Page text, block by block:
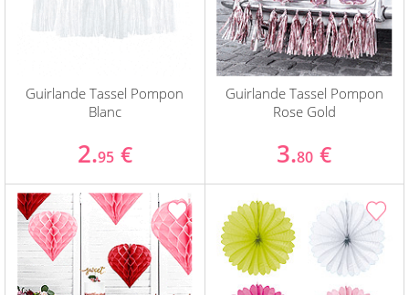
Guirlande Tassel Pompon
Blanc
2.95 €
Guirlande Tassel Pompon
Rose Gold
3.80 €